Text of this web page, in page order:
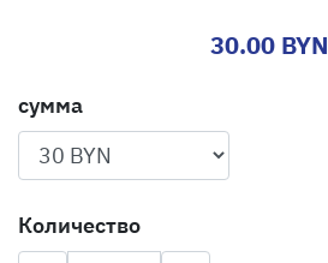
30.00 BYN
сумма
Количество